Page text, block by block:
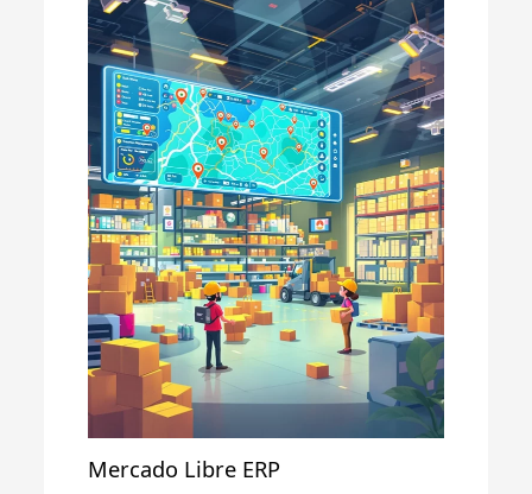
Mercado Libre ERP